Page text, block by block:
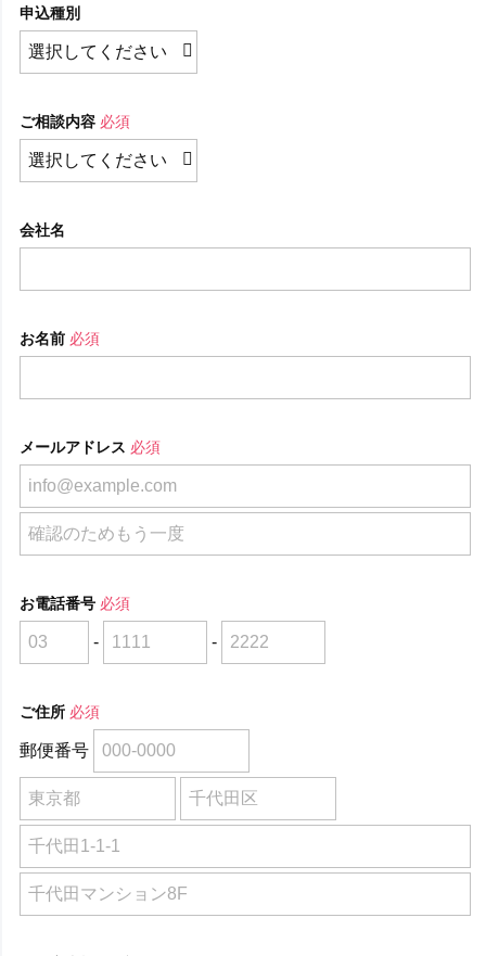
申込種別
ご相談内容 必須
会社名
お名前 必須
メールアドレス 必須
お電話番号 必須
- -
ご住所 必須
郵便番号